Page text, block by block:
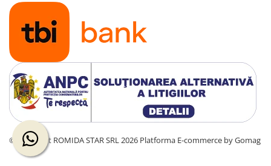
©Copyright ROMIDA STAR SRL 2026 Platforma E-commerce by Gomag